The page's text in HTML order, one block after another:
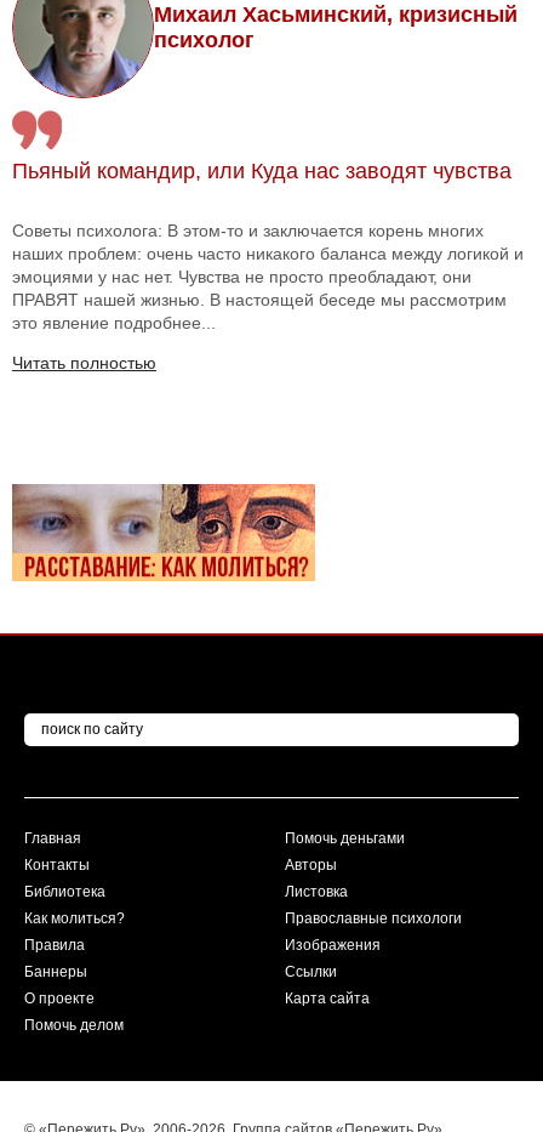
Михаил Хасьминский, кризисный
психолог
Пьяный командир, или Куда нас заводят чувства
Советы психолога: В этом-то и заключается корень многих
наших проблем: очень часто никакого баланса между логикой и
эмоциями у нас нет. Чувства не просто преобладают, они
ПРАВЯТ нашей жизнью. В настоящей беседе мы рассмотрим
это явление подробнее...
Читать полностью
Главная
Контакты
Библиотека
Как молиться?
Правила
Баннеры
О проекте
Помочь делом
Помочь деньгами
Авторы
Листовка
Православные психологи
Изображения
Ссылки
Карта сайта